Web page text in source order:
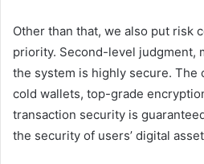
Other than that, we also put risk
priority. Second-level judgment,
the system is highly secure. The
cold wallets, top-grade
transaction security is
the security of users’ digital